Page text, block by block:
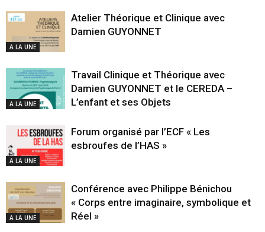
A LA UNE
Atelier Théorique et Clinique avec
Damien GUYONNET
A LA UNE
Travail Clinique et Théorique avec
Damien GUYONNET et le CEREDA –
L’enfant et ses Objets
A LA UNE
Forum organisé par l’ECF « Les
esbroufes de l’HAS »
A LA UNE
Conférence avec Philippe Bénichou
« Corps entre imaginaire, symbolique et
Réel »